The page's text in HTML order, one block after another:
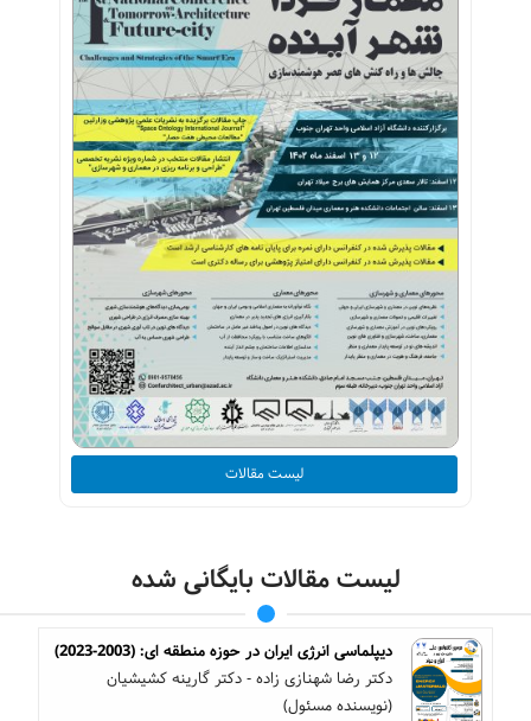
لیست مقالات
لیست مقالات بایگانی شده
دیپلماسی انرژی ایران در حوزه منطقه ای: (2003-2023)
دکتر رضا شهنازی زاده - دکتر گارینه کشیشیان
(نویسنده مسئول)